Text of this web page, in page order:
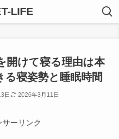
LIFE
開けて寝る理由は本
る寝姿勢と睡眠時間
日 2026年3月11日
サーリンク